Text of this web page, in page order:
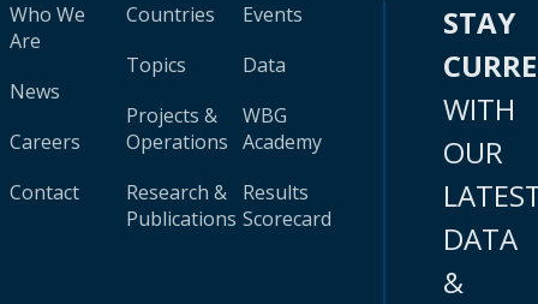
Who We
Are
News
Careers
Contact
Countries
Topics
Projects &
Operations
Research &
Publications
Events
Data
WBG
Academy
Results
Scorecard
STAY
WITH
OUR
DATA
&